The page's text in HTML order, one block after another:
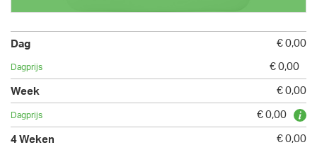
€ 0,00
€ 0,00
€ 0,00
€ 0,00
€ 0,00